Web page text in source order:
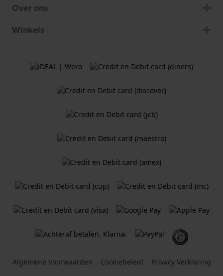
Over ons
Winkels
Algemene Voorwaarden Cookiebeleid Privacy Verklaring